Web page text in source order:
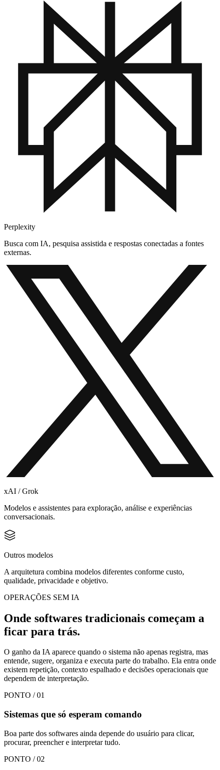
Perplexity
Busca com IA, pesquisa assistida e respostas conectadas a fontes
externas.
xAI / Grok
Modelos e assistentes para exploração, análise e experiências
conversacionais.
Outros modelos
A arquitetura combina modelos diferentes conforme custo,
qualidade, privacidade e objetivo.
OPERAÇÕES SEM IA
Onde softwares tradicionais começam a
ficar para trás.
O ganho da IA aparece quando o sistema não apenas registra, mas
entende, sugere, organiza e executa parte do trabalho. Ela entra onde
existem repetição, contexto espalhado e decisões operacionais que
dependem de interpretação.
PONTO /01
Sistemas que só esperam comando
Boa parte dos softwares ainda depende do usuário para clicar,
procurar, preencher e interpretar tudo.
PONTO /02